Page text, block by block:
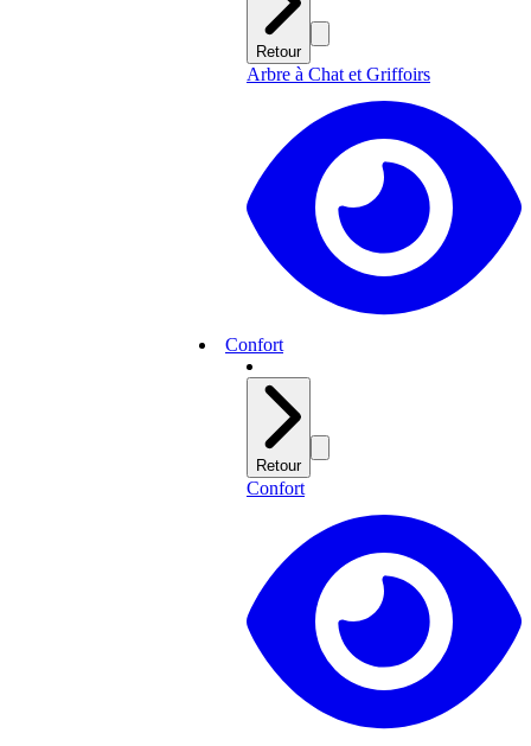
Retour
Arbre à Chat et Griffoirs
Confort
Retour
Confort